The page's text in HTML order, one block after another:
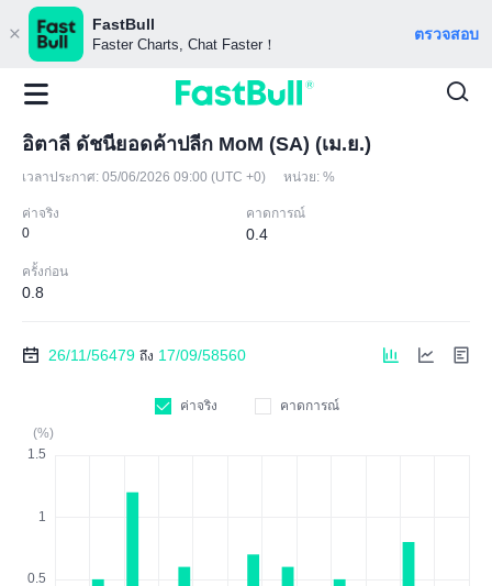
FastBull
Faster Charts, Chat Faster！
ตรวจสอบ
อิตาลี ดัชนียอดค้าปลีก MoM (SA) (เม.ย.)
เวลาประกาศ: 05/06/2026 09:00 (UTC +0) หน่วย: %
ค่าจริง
0
คาดการณ์
0.4
ครั้งก่อน
0.8
26/11/56479 ถึง 17/09/58560
ค่าจริง
คาดการณ์
(%)